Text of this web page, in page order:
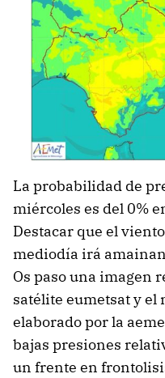
La probabilidad de
miércoles es del 0%
Destacar que el
mediodía irá
Os paso una imagen
satélite eumetsat y el
elaborado por la
bajas presiones
un frente en